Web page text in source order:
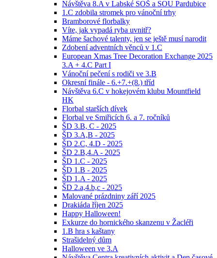
Návštěva 8.A v Labské SOŠ a SOU Pardubice
1.C zdobila stromek pro vánoční trhy
Bramborové florbalky
Víte, jak vypadá ryba uvnitř?
Máme šachové talenty, jen se ještě musí narodit
Zdobení adventních věnců v 1.C
European Xmas Tree Decoration Exchange 2025
3.A + 4.C Part I
Vánoční pečení s rodiči ve 3.B
Okresní finále - 6.+7.+(8.) tříd
Návštěva 6.C v hokejovém klubu Mountfield
HK
Florbal starších dívek
Florbal ve Smiřicích 6. a 7. ročníků
ŠD 3.B, C - 2025
ŠD 3.A,B - 2025
ŠD 2.C, 4.D - 2025
ŠD 2.B,4.A - 2025
ŠD 1.C - 2025
ŠD 1.B - 2025
ŠD 1.A - 2025
ŠD 2.a,4.b,c - 2025
Malované prázdniny září 2025
Drakiáda říjen 2025
Happy Halloween!
Exkurze do hornického skanzenu v Žacléři
1.B hra s kaštany
Strašidelný dům
Halloween ve 3.A